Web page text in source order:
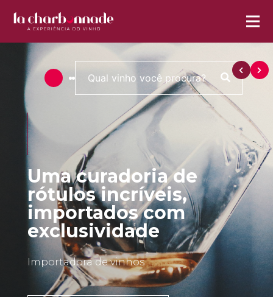
Uma curadoria de
rótulos incríveis,
importados com
exclusividade
Importadora de vinhos